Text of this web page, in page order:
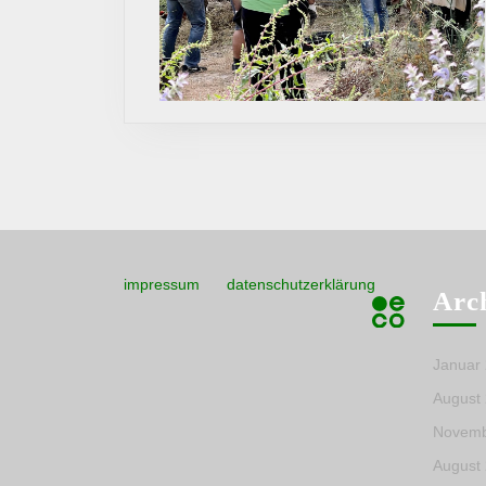
impressum datenschutzerklärung
Januar
August
August